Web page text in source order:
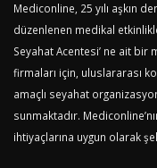
Mediconline, 25 yılı aşkın
düzenlenen medikal
Seyahat Acentesi’ ne ait bir
firmaları için, uluslararası
amaçlı seyahat
sunmaktadır.
ihtiyaçlarına uygun olarak